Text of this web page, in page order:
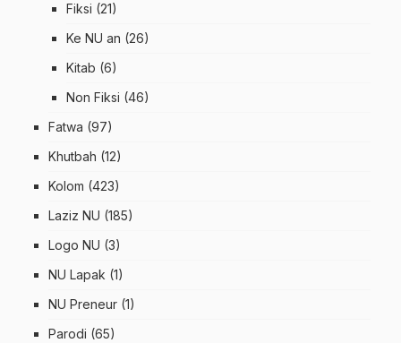
Fiksi (21)
Ke NU an (26)
Kitab (6)
Non Fiksi (46)
Fatwa (97)
Khutbah (12)
Kolom (423)
Laziz NU (185)
Logo NU (3)
NU Lapak (1)
NU Preneur (1)
Parodi (65)